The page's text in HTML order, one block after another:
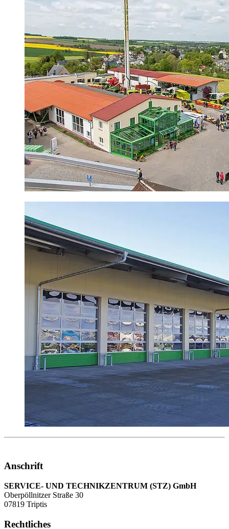
Anschrift
SERVICE- UND TECHNIKZENTRUM (STZ) GmbH
Oberpöllnitzer Straße 30
07819 Triptis
Rechtliches